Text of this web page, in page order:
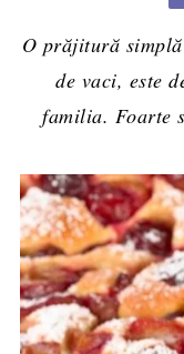
O prăjitură
de vaci, este
familia. Foarte